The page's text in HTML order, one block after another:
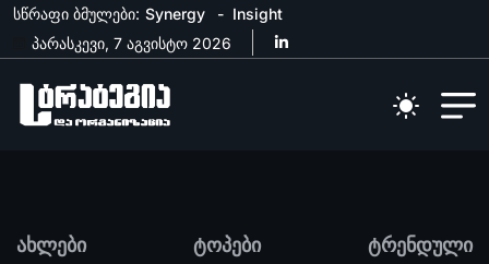
სწრაფი ბმულები: Synergy
Insight
პარასკევი, 7 აგვისტო 2026
ახლები ტოპები ტრენდული